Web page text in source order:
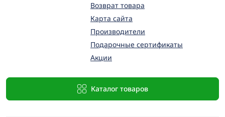
Возврат товара
Карта сайта
Производители
Подарочные сертификаты
Акции
Каталог товаров